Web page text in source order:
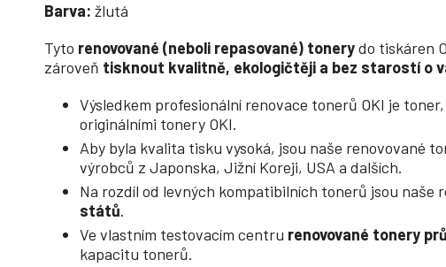
Barva: žlutá
Tyto renovované (neboli repasované) tonerydo tiskáren
zároveň tisknout kvalitně, ekologičtěji a bez starostí o
Výsledkem profesionální renovace tonerů OKI je
originálními tonery OKI.
Aby byla kvalita tisku vysoká, jsou naše renovované
výrobců z Japonska, Jižní Koreji, USA a dalších.
Na rozdíl od levných kompatibilních tonerů jsou naše
států.
Ve vlastním testovacím centru renovované tonery
kapacitu tonerů.